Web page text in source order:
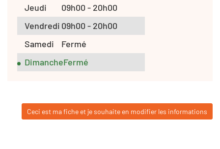
Jeudi
09h00 - 20h00
Vendredi 09h00 - 20h00
Samedi
Fermé
DimancheFermé
Ceci est ma fiche et je souhaite en modifier les informations